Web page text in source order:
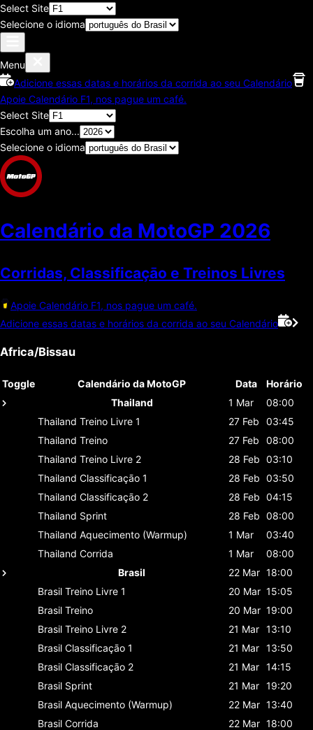
Select Site
Selecione o idioma
Menu
Adicione essas datas e horários da corrida ao seu Calendário
Apoie Calendário F1, nos pague um café.
Select Site
Escolha um ano...
Selecione o idioma
Calendário da MotoGP 2026
Corridas, Classificaçāo e Treinos Livres
Apoie Calendário F1, nos pague um café.
Adicione essas datas e horários da corrida ao seu Calendário
Africa/Bissau
Toggle Calendário da MotoGP Data
Horário
Thailand
1 Mar
08:00
Thailand Treino Livre 1 27 Feb
03:45
Thailand Treino 27 Feb
08:00
Thailand Treino Livre 2 28 Feb 03:10
Thailand Classificaçāo 1 28 Feb 03:50
Thailand Classificaçāo 2 28 Feb 04:15
Thailand Sprint 28 Feb 08:00
Thailand Aquecimento (Warmup) 1 Mar
03:40
Thailand Corrida 1 Mar
08:00
Brasil
22 Mar 18:00
Brasil Treino Livre 1 20 Mar 15:05
Brasil Treino 20 Mar 19:00
Brasil Treino Livre 2 21 Mar 13:10
Brasil Classificaçāo 1 21 Mar 13:50
Brasil Classificaçāo 2 21 Mar 14:15
Brasil Sprint 21 Mar 19:20
Brasil Aquecimento (Warmup) 22 Mar 13:40
Brasil Corrida 22 Mar 18:00